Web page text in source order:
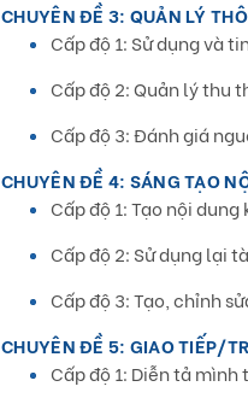
CHUYÊN ĐỀ 3: QUẢN LÝ
Cấp độ 1: Sử dụng và
Cấp độ 2: Quản lý thu
Cấp độ 3: Đánh giá
CHUYÊN ĐỀ 4: SÁNG TẠO
Cấp độ 1: Tạo nội
Cấp độ 2: Sử dụng lại
Cấp độ 3: Tạo, chỉnh
CHUYÊN ĐỀ 5: GIAO TIẾP/
Cấp độ 1: Diễn tả